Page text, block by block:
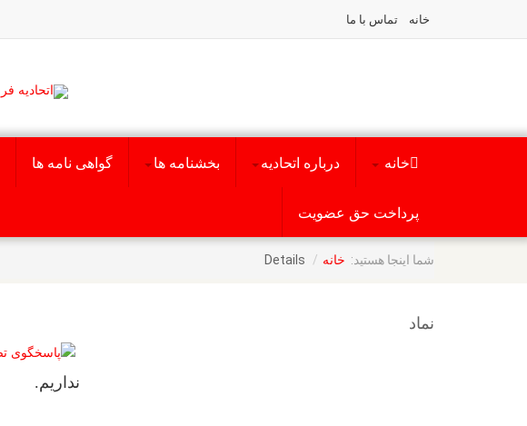
خانه تماس با ما
خانه درباره اتحادیه بخشنامه ها گواهی نامه ها
پرداخت حق عضویت
شما اینجا هستید: خانه Details
نداریم.
نماد